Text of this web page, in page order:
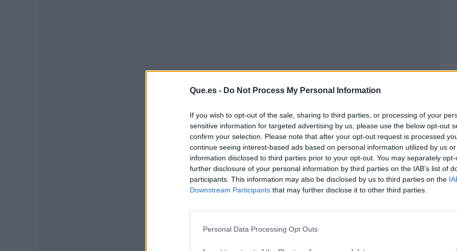
Que.es - Do Not Process My Personal Information
If you wish to opt-out of the sale, sharing to third parties, or processing of your
sensitive information for targeted advertising by us, please use the below opt-out
confirm your selection. Please note that after your opt-out request is processed
continue seeing interest-based ads based on personal information utilized by us
information disclosed to third parties prior to your opt-out. You may separately
further disclosure of your personal information by third parties on the IAB’s list of
participants. This information may also be disclosed by us to third parties on the
Downstream Participants that may further disclose it to other third parties.
Personal Data Processing Opt Outs
Publicidad